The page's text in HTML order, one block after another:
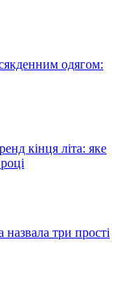
одягом:
кінця літа: яке
три прості